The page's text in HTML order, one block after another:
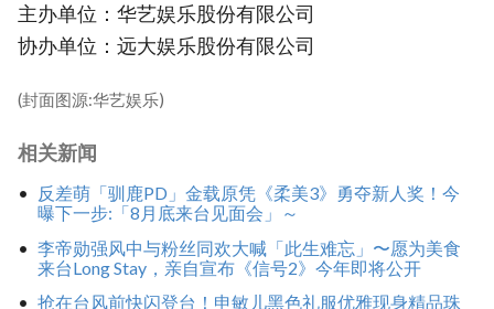
主办单位：华艺娱乐股份有限公司
协办单位：远大娱乐股份有限公司
(封面图源:华艺娱乐)
相关新闻
反差萌「驯鹿PD」金载原凭《柔美3》勇夺新人奖！今
曝下一步:「8月底来台见面会」～
李帝勋强风中与粉丝同欢大喊「此生难忘」〜愿为美食
来台Long Stay，亲自宣布《信号2》今年即将公开
抢在台风前快闪登台！申敏儿黑色礼服优雅现身精品珠